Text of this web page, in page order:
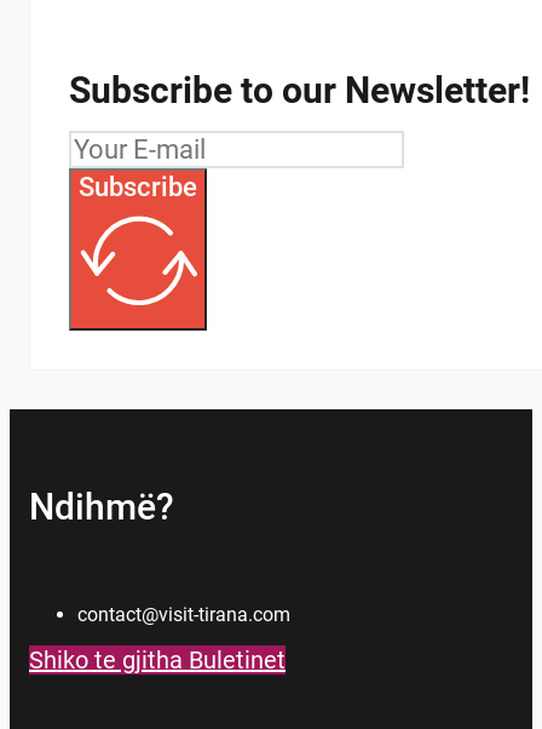
Subscribe to our Newsletter!
Subscribe
Ndihmë?
contact@visit-tirana.com
Shiko te gjitha Buletinet